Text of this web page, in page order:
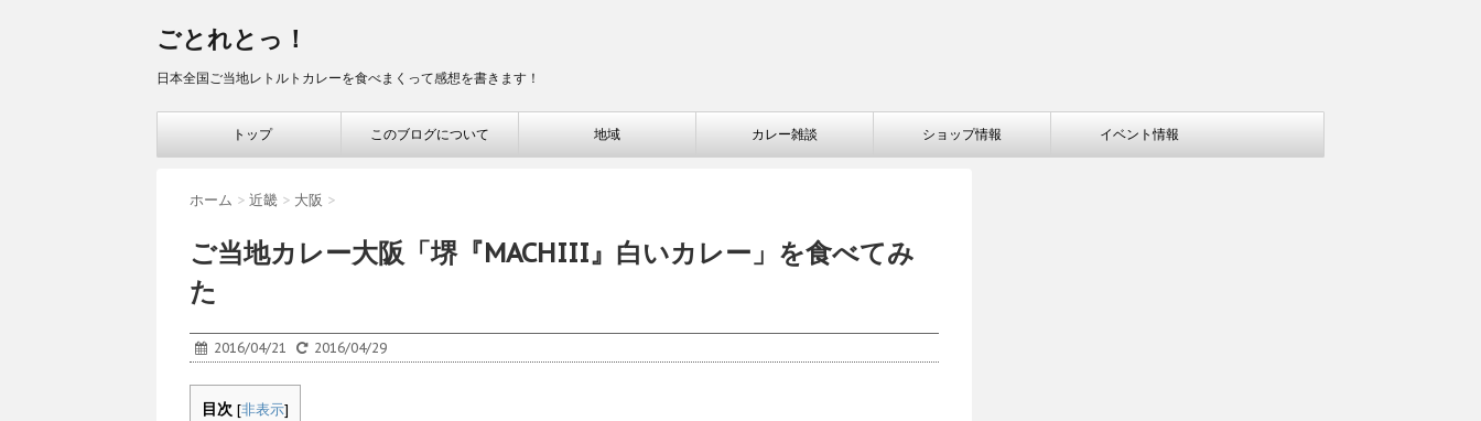
ごとれとっ！
日本全国ご当地レトルトカレーを食べまくって感想を書きます！
トップ このブログについて 地域 カレー雑談 ショップ情報 イベント情報
ホーム > 近畿 > 大阪 >
ご当地カレー大阪「堺『MACHIII』白いカレー」を食べてみ
た
2016/04/21 2016/04/29
目次 [非表示]